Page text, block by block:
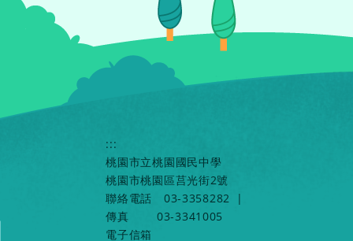
:::
桃園市立桃園國民中學
桃園市桃園區莒光街2號
聯絡電話
03-3358282
|
傳真
03-3341005
電子信箱